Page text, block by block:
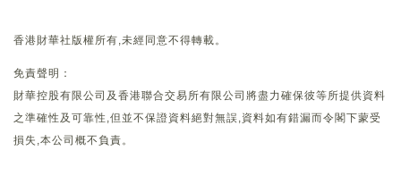
香港財華社版權所有,未經同意不得轉載。
免責聲明：
財華控股有限公司及香港聯合交易所有限公司將盡力確保彼等所提供資料
之準確性及可靠性,但並不保證資料絕對無誤,資料如有錯漏而令閣下蒙受
損失,本公司概不負責。